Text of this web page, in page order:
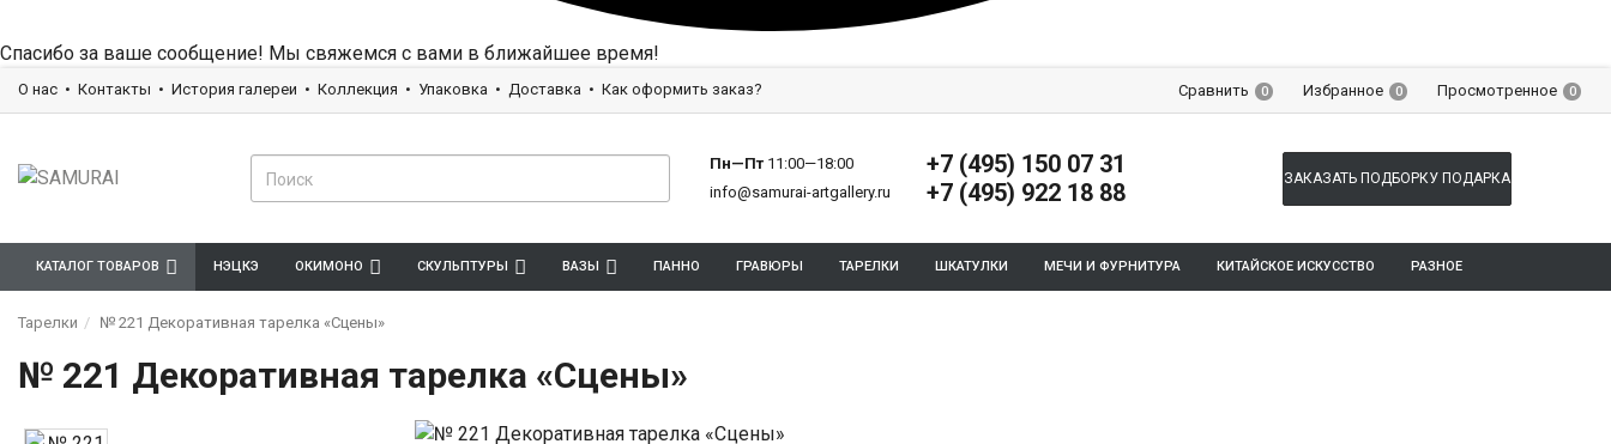
Спасибо за ваше сообщение! Мы свяжемся с вами в ближайшее время!
О нас Контакты История галереи Коллекция Упаковка Доставка Как оформить заказ? Сравнить 0 Избранное 0 Просмотренное 0
Пн—Пт 11:00—18:00
info@samurai-artgallery.ru
+7 (495) 150 07 31
+7 (495) 922 18 88
ЗАКАЗАТЬ ПОДБОРКУ ПОДАРКА
КАТАЛОГ ТОВАРОВ НЭЦКЭ ОКИМОНО СКУЛЬПТУРЫ ВАЗЫ ПАННО ГРАВЮРЫ ТАРЕЛКИ ШКАТУЛКИ МЕЧИ И ФУРНИТУРА КИТАЙСКОЕ ИСКУССТВО РАЗНОЕ
Тарелки № 221 Декоративная тарелка «Сцены»
№ 221 Декоративная тарелка «Сцены»